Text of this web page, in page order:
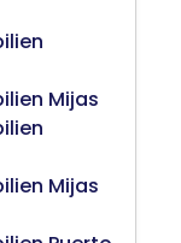
Mijas
Mijas